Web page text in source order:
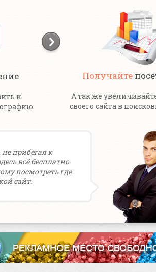
к
Получайте
А так же
своего сайта в
не прибегая к
всё бесплатно
посмотреть где
сайт.